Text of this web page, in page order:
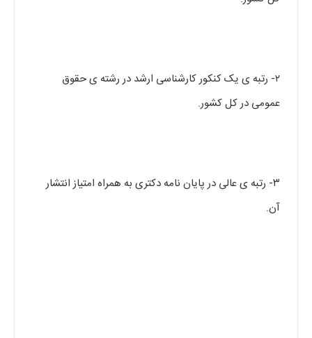
۲- رتبه ی یک کنکور کارشناسی ارشد در رشته ی حقوق
عمومی در کل کشور.
۳- رتبه ی عالی در پایان نامه دکتری به همراه امتیاز انتشار
آن.